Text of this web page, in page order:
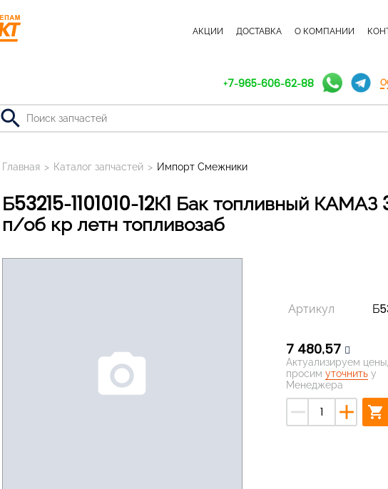
АКЦИИ ДОСТАВКА О КОМПАНИИ
+7-965-606-62-88
search
Главная > Каталог запчастей > Импорт Смежники
Б53215-1101010-12К1 Бак топливный КАМАЗ 350л 650х530х1150 в сборе;
п/об кр летн топливозаб
photo_camera
Артикул
7 480,57
Актуализируем цены,
просим уточнитьу
Менеджера
remove add shopping_cart